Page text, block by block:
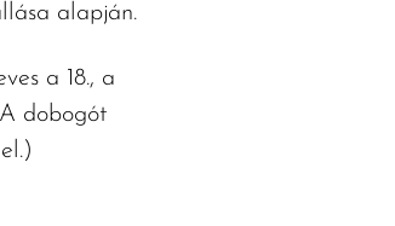
alapján.
a 18., a
dobogót